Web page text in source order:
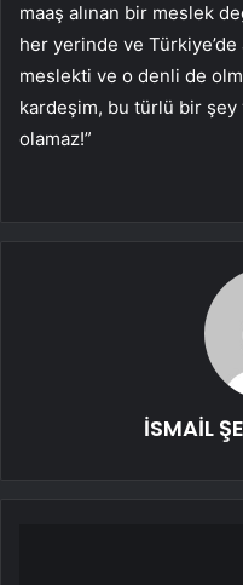
maaş alınan bir meslek
her yerinde ve
meslekti ve o denli de
kardeşim, bu türlü bir şey
olamaz!”
İSMAİL